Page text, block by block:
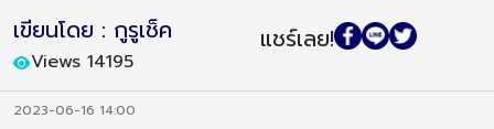
เขียนโดย : กูรูเช็ค
Views 14195
แชร์เลย!
2023-06-16 14:00